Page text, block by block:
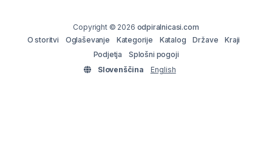
Copyright © 2026 odpiralnicasi.com
O storitvi
Oglaševanje Kategorije Katalog Države
Kraji
Podjetja
Splošni pogoji
Slovenščina
English